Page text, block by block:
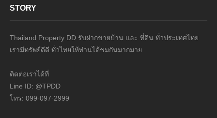
STORY
Thailand Property DD รับฝากขายบ้าน และ ที่ดิน ทั่วประเทศไทย
เรามีทรัพย์ดีดี ทั่วไทยให้ท่านได้ชมกันมากมาย
ติดต่อเราได้ที่
Line ID: @TPDD
โทร: 099-097-2999